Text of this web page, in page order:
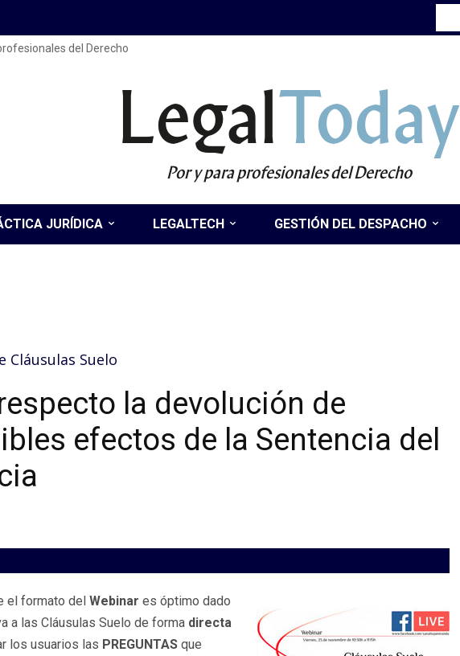
del Derecho
LegalToday
Por y para profesionales del Derecho
JURÍDICA LEGALTECH GESTIÓN DEL DESPACHO
Cláusulas Suelo
la devolución de
efectos de la Sentencia del
el formato del Webinar es óptimo dado
a las Cláusulas Suelo de forma directa
los usuarios las PREGUNTAS que